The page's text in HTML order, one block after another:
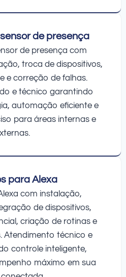
de presença
de presença com
troca de dispositivos,
e correção de falhas.
e técnico garantindo
automação eficiente e
para áreas internas e
para Alexa
com instalação,
de dispositivos,
criação de rotinas e
Atendimento técnico e
controle inteligente,
máximo em sua